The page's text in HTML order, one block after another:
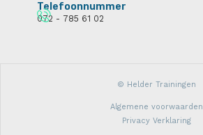
Telefoonnummer
072 - 785 61 02
© Helder Trainingen
Algemene voorwaarden
Privacy Verklaring